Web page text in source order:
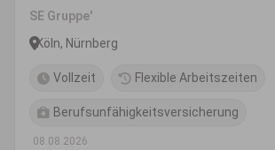
Versicherungsfachmann, o.Ä.)
(m/w/d)
SE Gruppe'
Köln, Nürnberg
Vollzeit Flexible Arbeitszeiten
Berufsunfähigkeitsversicherung
08.08.2026